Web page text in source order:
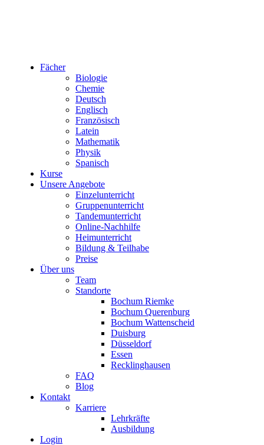
Fächer
Biologie
Chemie
Deutsch
Englisch
Französisch
Latein
Mathematik
Physik
Spanisch
Kurse
Unsere Angebote
Einzelunterricht
Gruppenunterricht
Tandemunterricht
Online-Nachhilfe
Heimunterricht
Bildung & Teilhabe
Preise
Über uns
Team
Standorte
Bochum Riemke
Bochum Querenburg
Bochum Wattenscheid
Duisburg
Düsseldorf
Essen
Recklinghausen
FAQ
Blog
Kontakt
Karriere
Lehrkräfte
Ausbildung
Login